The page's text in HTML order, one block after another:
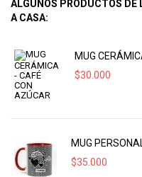
ALGUNOS PRODUCTOS DE
A CASA:
MUG
$30.000
MUG
$35.000